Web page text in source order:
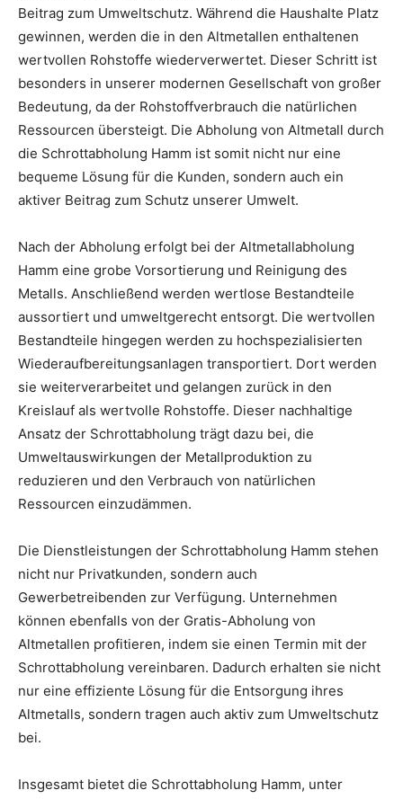
Beitrag zum Umweltschutz. Während die Haushalte Platz
gewinnen, werden die in den Altmetallen enthaltenen
wertvollen Rohstoffe wiederverwertet. Dieser Schritt ist
besonders in unserer modernen Gesellschaft von großer
Bedeutung, da der Rohstoffverbrauch die natürlichen
Ressourcen übersteigt. Die Abholung von Altmetall durch
die Schrottabholung Hamm ist somit nicht nur eine
bequeme Lösung für die Kunden, sondern auch ein
aktiver Beitrag zum Schutz unserer Umwelt.
Nach der Abholung erfolgt bei der Altmetallabholung
Hamm eine grobe Vorsortierung und Reinigung des
Metalls. Anschließend werden wertlose Bestandteile
aussortiert und umweltgerecht entsorgt. Die wertvollen
Bestandteile hingegen werden zu hochspezialisierten
Wiederaufbereitungsanlagen transportiert. Dort werden
sie weiterverarbeitet und gelangen zurück in den
Kreislauf als wertvolle Rohstoffe. Dieser nachhaltige
Ansatz der Schrottabholung trägt dazu bei, die
Umweltauswirkungen der Metallproduktion zu
reduzieren und den Verbrauch von natürlichen
Ressourcen einzudämmen.
Die Dienstleistungen der Schrottabholung Hamm stehen
nicht nur Privatkunden, sondern auch
Gewerbetreibenden zur Verfügung. Unternehmen
können ebenfalls von der Gratis-Abholung von
Altmetallen profitieren, indem sie einen Termin mit der
Schrottabholung vereinbaren. Dadurch erhalten sie nicht
nur eine effiziente Lösung für die Entsorgung ihres
Altmetalls, sondern tragen auch aktiv zum Umweltschutz
bei.
Insgesamt bietet die Schrottabholung Hamm, unter